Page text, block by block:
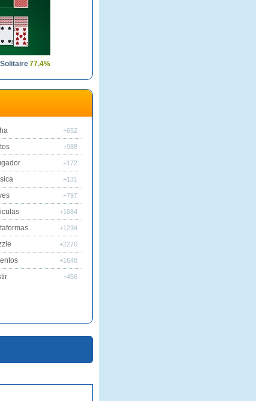
77.4%
+652
+988
+172
+131
+797
+1084
+1234
+2270
+1648
+456